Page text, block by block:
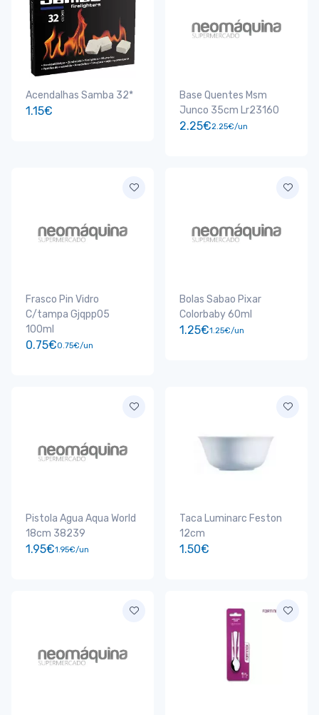
Acendalhas Samba 32*
1.15€
Base Quentes Msm
Junco 35cm Lr23160
2.25€2.25€/un
Frasco Pin Vidro
C/tampa Gjqpp05
100ml
0.75€0.75€/un
Bolas Sabao Pixar
Colorbaby 60ml
1.25€1.25€/un
Pistola Agua Aqua World
18cm 38239
1.95€1.95€/un
Taca Luminarc Feston
12cm
1.50€